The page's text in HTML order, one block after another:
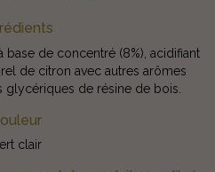
base de concentré (8%), acidifiant
de citron avec autres arômes
glycériques de résine de bois.
clair